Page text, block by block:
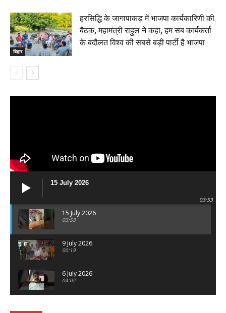
बिहार
हरसिद्धि के जागापाकड़ में भाजपा कार्यकारिणी की
बैठक, महामंत्री राहुल ने कहा, हम सब कार्यकर्ता
के बदौलत विश्व की सबसे बड़ी पार्टी है भाजपा
15 July 2026
03:53
15 July 2026
03:53
9 July 2026
00:19
6 July 2026
04:02